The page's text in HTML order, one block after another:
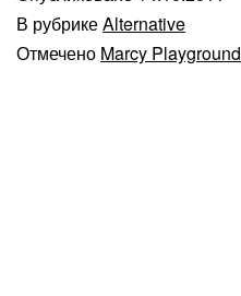
В рубрикеAlternative
Отмечено Marcy Playground